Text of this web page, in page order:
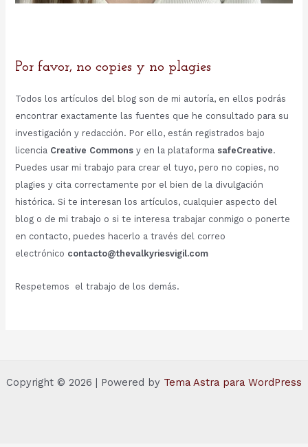
Por favor, no copies y no plagies
Todos los artículos del blog son de mi autoría, en ellos podrás
encontrar exactamente las fuentes que he consultado para su
investigación y redacción. Por ello, están registrados bajo
licencia Creative Commonsy en la plataforma safeCreative.
Puedes usar mi trabajo para crear el tuyo, pero no copies, no
plagies y cita correctamente por el bien de la divulgación
histórica. Si te interesan los artículos, cualquier aspecto del
blog o de mi trabajo o si te interesa trabajar conmigo o ponerte
en contacto, puedes hacerlo a través del correo
electrónico contacto@thevalkyriesvigil.com
Respetemos el trabajo de los demás.
Copyright © 2026 | Powered by Tema Astra para WordPress